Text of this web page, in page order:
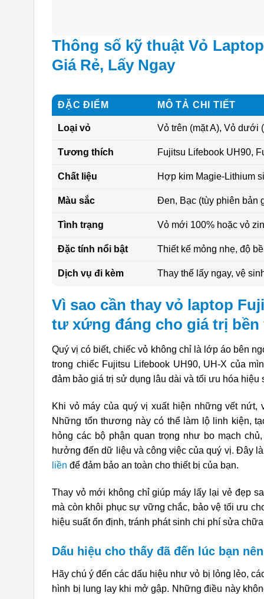
Thông số kỹ thuật Vỏ
Giá Rẻ, Lấy Ngay
ĐẶC ĐIỂM MÔ TẢ CHI TIẾT
Loại vỏ Vỏ trên (mặt A), Vỏ dưới
Tương thích Fujitsu Lifebook UH90,
Chất liệu Hợp kim Magie-Lithium
Màu sắc Đen, Bạc (tùy phiên bản
Tình trạng Vỏ mới 100% hoặc vỏ
Đặc tính nổi bật Thiết kế mỏng nhẹ, độ
Dịch vụ đi kèm Thay thế lấy ngay, vệ
Vì sao cần thay vỏ laptop
tư xứng đáng cho giá trị bền
Quý vị có biết, chiếc vỏ không chỉ là lớp áo bên
trong chiếc Fujitsu Lifebook UH90, UH-X của
đảm bảo giá trị sử dụng lâu dài và tối ưu hóa hiệu
Khi vỏ máy của quý vị xuất hiện những vết
Những tổn thương này có thể làm lộ linh kiện,
hỏng các bộ phận quan trọng như bo mạch
hưởng đến dữ liệu và công việc của quý vị. Đây
liền để đảm bảo an toàn cho thiết bị của bạn.
Thay vỏ mới không chỉ giúp máy lấy lại vẻ đẹp
mà còn khôi phục sự vững chắc, bảo vệ tối ưu
hiệu suất ổn định, tránh phát sinh chi phí sửa
Dấu hiệu cho thấy đã đến lúc bạn
Hãy chú ý đến các dấu hiệu như vỏ bị lỏng lẻo,
hình bị lung lay khi mở gập. Những điều này